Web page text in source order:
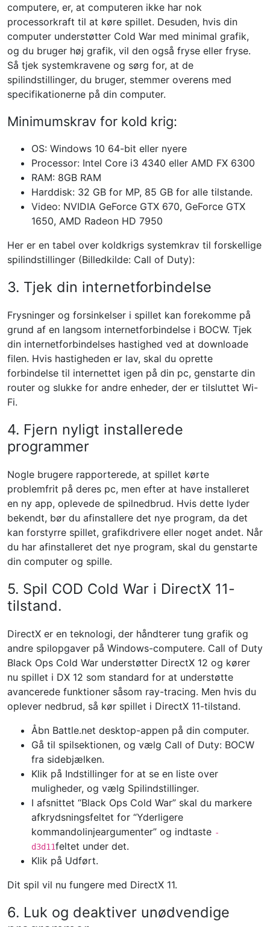
computere, er, at computeren ikke har nok
processorkraft til at køre spillet. Desuden, hvis din
computer understøtter Cold War med minimal grafik,
og du bruger høj grafik, vil den også fryse eller fryse.
Så tjek systemkravene og sørg for, at de
spilindstillinger, du bruger, stemmer overens med
specifikationerne på din computer.
Minimumskrav for kold krig:
OS: Windows 10 64-bit eller nyere
Processor: Intel Core i3 4340 eller AMD FX 6300
RAM: 8GB RAM
Harddisk: 32 GB for MP, 85 GB for alle tilstande.
Video: NVIDIA GeForce GTX 670, GeForce GTX
1650, AMD Radeon HD 7950
Her er en tabel over koldkrigs systemkrav til forskellige
spilindstillinger (Billedkilde: Call of Duty):
3. Tjek din internetforbindelse
Frysninger og forsinkelser i spillet kan forekomme på
grund af en langsom internetforbindelse i BOCW. Tjek
din internetforbindelses hastighed ved at downloade
filen. Hvis hastigheden er lav, skal du oprette
forbindelse til internettet igen på din pc, genstarte din
router og slukke for andre enheder, der er tilsluttet Wi-
Fi.
4. Fjern nyligt installerede
programmer
Nogle brugere rapporterede, at spillet kørte
problemfrit på deres pc, men efter at have installeret
en ny app, oplevede de spilnedbrud. Hvis dette lyder
bekendt, bør du afinstallere det nye program, da det
kan forstyrre spillet, grafikdrivere eller noget andet. Når
du har afinstalleret det nye program, skal du genstarte
din computer og spille.
5. Spil COD Cold War i DirectX 11-
tilstand.
DirectX er en teknologi, der håndterer tung grafik og
andre spilopgaver på Windows-computere. Call of Duty
Black Ops Cold War understøtter DirectX 12 og kører
nu spillet i DX 12 som standard for at understøtte
avancerede funktioner såsom ray-tracing. Men hvis du
oplever nedbrud, så kør spillet i DirectX 11-tilstand.
Åbn Battle.net desktop-appen på din computer.
Gå til spilsektionen, og vælg Call of Duty: BOCW
fra sidebjælken.
Klik på Indstillinger for at se en liste over
muligheder, og vælg Spilindstillinger.
I afsnittet “Black Ops Cold War” skal du markere
afkrydsningsfeltet for “Yderligere
kommandolinjeargumenter” og indtaste -
d3d11feltet under det.
Klik på Udført.
Dit spil vil nu fungere med DirectX 11.
6. Luk og deaktiver unødvendige